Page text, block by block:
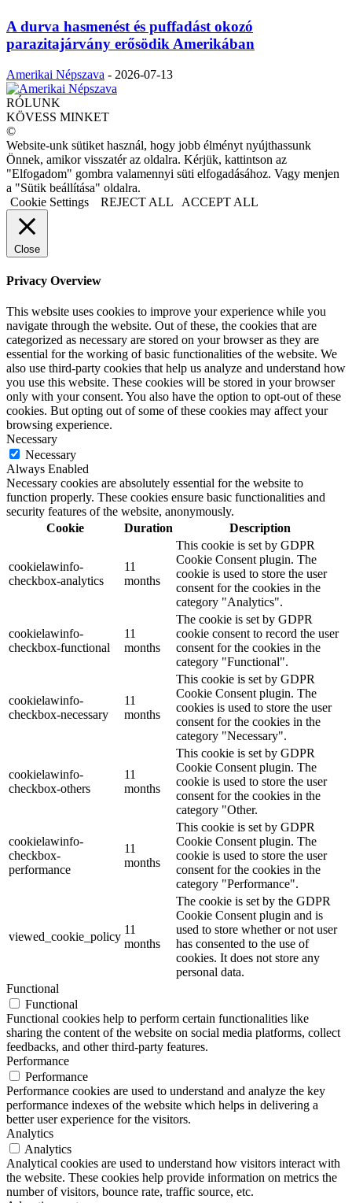
A durva hasmenést és puffadást okozó
parazitajárvány erősödik Amerikában
Amerikai Népszava - 2026-07-13
RÓLUNK
KÖVESS MINKET
©
Website-unk sütiket használ, hogy jobb élményt nyújthassunk
Önnek, amikor visszatér az oldalra. Kérjük, kattintson az
"Elfogadom" gombra valamennyi süti elfogadásához. Vagy menjen
a "Sütik beállítása" oldalra.
Cookie Settings
REJECT ALL ACCEPT ALL
Close
Privacy Overview
This website uses cookies to improve your experience while you
navigate through the website. Out of these, the cookies that are
categorized as necessary are stored on your browser as they are
essential for the working of basic functionalities of the website. We
also use third-party cookies that help us analyze and understand how
you use this website. These cookies will be stored in your browser
only with your consent. You also have the option to opt-out of these
cookies. But opting out of some of these cookies may affect your
browsing experience.
Necessary
Necessary
Always Enabled
Necessary cookies are absolutely essential for the website to
function properly. These cookies ensure basic functionalities and
security features of the website, anonymously.
Cookie
Duration Description
cookielawinfo-
checkbox-analytics
11
months
This cookie is set by GDPR
Cookie Consent plugin. The
cookie is used to store the user
consent for the cookies in the
category "Analytics".
cookielawinfo-
checkbox-functional
11
months
The cookie is set by GDPR
cookie consent to record the user
consent for the cookies in the
category "Functional".
cookielawinfo-
checkbox-necessary
11
months
This cookie is set by GDPR
Cookie Consent plugin. The
cookies is used to store the user
consent for the cookies in the
category "Necessary".
cookielawinfo-
checkbox-others
11
months
This cookie is set by GDPR
Cookie Consent plugin. The
cookie is used to store the user
consent for the cookies in the
category "Other.
cookielawinfo-
checkbox-
performance
11
months
This cookie is set by GDPR
Cookie Consent plugin. The
cookie is used to store the user
consent for the cookies in the
category "Performance".
viewed_cookie_policy
11
months
The cookie is set by the GDPR
Cookie Consent plugin and is
used to store whether or not user
has consented to the use of
cookies. It does not store any
personal data.
Functional
Functional
Functional cookies help to perform certain functionalities like
sharing the content of the website on social media platforms, collect
feedbacks, and other third-party features.
Performance
Performance
Performance cookies are used to understand and analyze the key
performance indexes of the website which helps in delivering a
better user experience for the visitors.
Analytics
Analytics
Analytical cookies are used to understand how visitors interact with
the website. These cookies help provide information on metrics the
number of visitors, bounce rate, traffic source, etc.